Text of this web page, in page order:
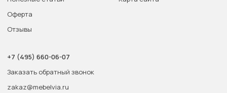
Оферта
Отзывы
+7 (495) 660-06-07
Заказать обратный звонок
zakaz@mebelvia.ru